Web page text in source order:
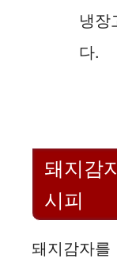
냉장
다.
돼지감
시피
돼지감자를